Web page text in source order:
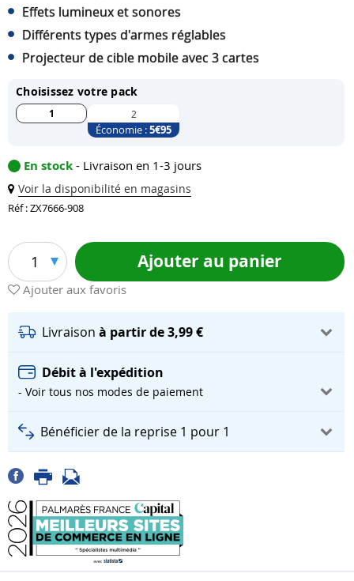
Effets lumineux et sonores
Différents types d'armes réglables
Projecteur de cible mobile avec 3 cartes
Choisissez votre pack
1 2
Économie :5€95
En stock - Livraison en 1-3 jours
Voir la disponibilité en magasins
Réf : ZX7666-908
1 Ajouter au panier
Ajouter aux favoris
Livraison à partir de 3,99 €
Débit à l'expédition
- Voir tous nos modes de paiement
Bénéficier de la reprise 1 pour 1